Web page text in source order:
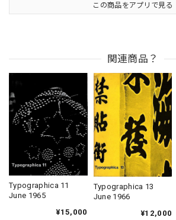
この商品をアプリで見る
関連商品？
Typographica 11
June 1965
¥15,000
Typographica 13
June 1966
¥12,000